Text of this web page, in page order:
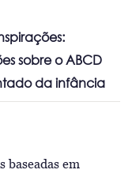
sobre o ABCD
da infância
baseadas em